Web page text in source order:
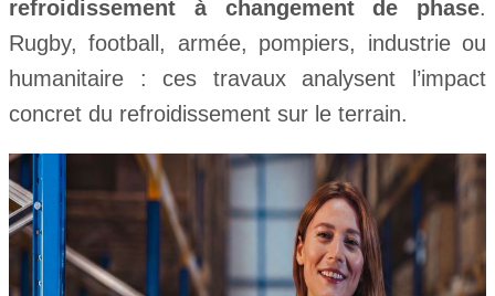
refroidissement à changement de phase.
Rugby, football, armée, pompiers, industrie ou
humanitaire : ces travaux analysent l’impact
concret du refroidissement sur le terrain.